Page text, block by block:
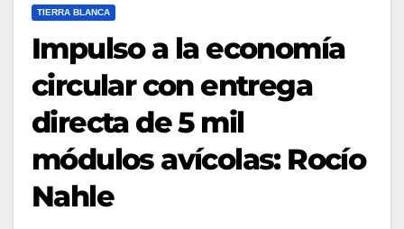
TIERRA BLANCA
Impulso a la economía
circular con entrega
directa de 5 mil
módulos avícolas: Rocío
Nahle